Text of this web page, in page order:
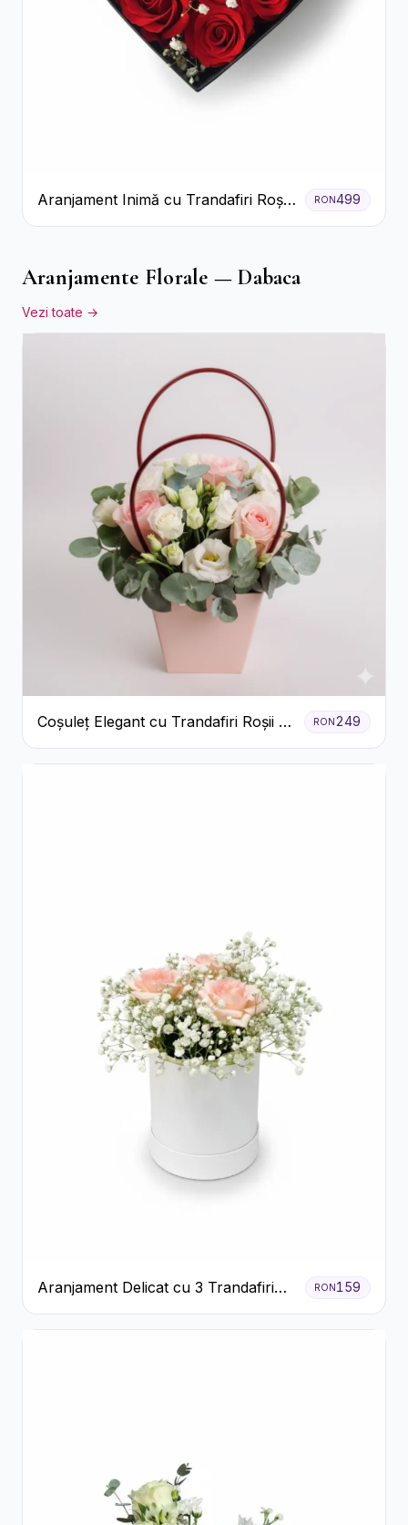
Aranjament Inimă cu Trandafiri Roșii
și Floarea Miresei
RON499
Aranjamente Florale — Dabaca
Vezi toate →
Coșuleț Elegant cu Trandafiri Roșii și
Lisianthus Alb
RON249
Aranjament Delicat cu 3 Trandafiri
Roz în Cutie Albă
RON159